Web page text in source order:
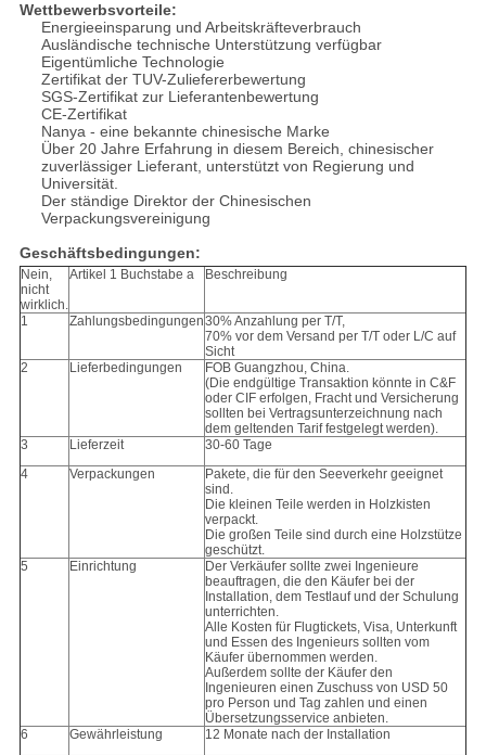
Wettbewerbsvorteile:
Energieeinsparung und Arbeitskräfteverbrauch
Ausländische technische Unterstützung verfügbar
Eigentümliche Technologie
Zertifikat der TUV-Zuliefererbewertung
SGS-Zertifikat zur Lieferantenbewertung
CE-Zertifikat
Nanya - eine bekannte chinesische Marke
Über 20 Jahre Erfahrung in diesem Bereich, chinesischer
zuverlässiger Lieferant, unterstützt von Regierung und
Universität.
Der ständige Direktor der Chinesischen
Verpackungsvereinigung
Geschäftsbedingungen:
Nein,
nicht
wirklich.
Artikel 1 Buchstabe a Beschreibung
1 Zahlungsbedingungen30% Anzahlung per T/T,
70% vor dem Versand per T/T oder L/C auf
Sicht
2
Lieferbedingungen
FOB Guangzhou, China.
(Die endgültige Transaktion könnte in C&F
oder CIF erfolgen, Fracht und Versicherung
sollten bei Vertragsunterzeichnung nach
dem geltenden Tarif festgelegt werden).
3
Lieferzeit
30-60 Tage
4
Verpackungen
Pakete, die für den Seeverkehr geeignet
sind.
Die kleinen Teile werden in Holzkisten
verpackt.
Die großen Teile sind durch eine Holzstütze
geschützt.
5
Einrichtung
Der Verkäufer sollte zwei Ingenieure
beauftragen, die den Käufer bei der
Installation, dem Testlauf und der Schulung
unterrichten.
Alle Kosten für Flugtickets, Visa, Unterkunft
und Essen des Ingenieurs sollten vom
Käufer übernommen werden.
Außerdem sollte der Käufer den
Ingenieuren einen Zuschuss von USD 50
pro Person und Tag zahlen und einen
Übersetzungsservice anbieten.
6
Gewährleistung
12 Monate nach der Installation